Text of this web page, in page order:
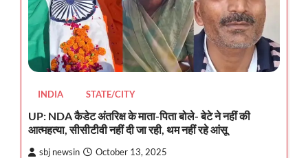
INDIA STATE/CITY
UP: NDA कैडेट अंतरिक्ष के माता-पिता बोले- बेटे ने नहीं की
आत्महत्या, सीसीटीवी नहीं दी जा रही, थम नहीं रहे आंसू
sbj newsin October 13, 2025